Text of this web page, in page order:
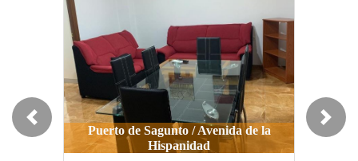
Puerto de Sagunto / Avenida de la
Hispanidad
Previous Next